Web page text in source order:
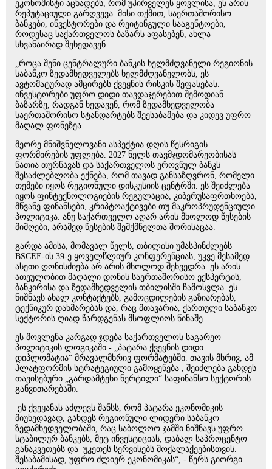
ეკონომისტი აცხადებს, რომ უპირველეს ყოვლისა, ეს არის
რეპუტაციული გარღვევა. მისი თქმით, საერთაშორისო
ბანკები, ინვესტორები და რეიტინგული სააგენტოები,
როდესაც საქართველოს ბაზარს აფასებენ, ახლა
სხვანაირად შეხედავენ.
„როცა შენი ცენტრალური ბანკის ხელმძღვანელი რეგიონის
საბანკო ზედამხედველებს ხელმძღვანელობს, ეს
ავტომატურად ამცირებს ქვეყნის რისკის შეფასებას.
ინვესტორები უფრო დიდი თავდაჯერებით შემოდიან
ბაზარზე, რადგან ხედავენ, რომ ზედამხედველობა
საერთაშორისო სტანდარტებს შეესაბამება და კიდევ უფრო
მაღალ ფონეზეა.
მეორე მნიშვნელოვანი ასპექტია დღის წესრიგის
ფორმირების უფლება. 2027 წელს თავმჯდომარეობისას
ნათია თურნავას და საქართველოს ეროვნულ ბანკს
შესაძლებლობა ექნება, რომ თავად განსაზღვრონ, რომელი
თემები იყოს რეგიონული დისკუსიის ცენტრში. ეს შეიძლება
იყოს ფინტექნოლოგიების რეგულაცია, კიბერუსაფრთხოება,
მწვანე ფინანსები, კრიპტოაქტივები თუ მაკროპრუდენციული
პოლიტიკა. ანუ საქართველო აღარ არის მხოლოდ წესების
მიმღები, არამედ წესების შემქმნელთა შორისაცაა.
გარდა ამისა, მომავალ წელს, თბილისი უმასპინძლებს
BSCEE-ის 39-ე ყოველწლიურ კონფერენციას, უკვე მესამედ.
ასეთი ღონისძიება არ არის მხოლოდ შეხვედრა. ეს არის
ათეულობით მაღალი დონის საერთაშორისო ექსპერტის,
ბანკირისა და ზედამხედველის თბილისში ჩამოსვლა. ეს
ნიშნავს ახალ კონტაქტებს, გამოცდილების გაზიარებას,
ტექნიკურ დახმარებას და, რაც მთავარია, ქართული საბანკო
სექტორის ღიად წარდგენას მსოფლიოს წინაშე.
ეს მოვლენა კარგად ჯდება საქართველოს საგარეო
პოლიტიკის ლოგიკაში - „პატარა ქვეყნის დიდი
დიპლომატია“ მრავალმხრივ ფორმატებში. თავის მხრივ, ამ
პლატფორმის სტრატეგიული გამოყენება , შეიძლება გახდეს
თავისებური „გარდამტეხი წერტილი“ საფინანსო სექტორის
განვითარებაში.
ეს ქვეყანას აძლევს შანსს, რომ პატარა ეკონომიკის
მიუხედავად, გახდეს რეგიონული ლიდერი საბანკო
ზედამხედველობაში, რაც საბოლოო ჯამში ნიშნავს უფრო
სტაბილურ ბანკებს, მეტ ინვესტიციას, დაბალ საპროცენტო
განაკვეთებს და უკეთეს სერვისებს მოქალაქეებისთვის.
შესაბამისად, უფრო ძლიერ ეკონომიკას“, - წერს გიორგი